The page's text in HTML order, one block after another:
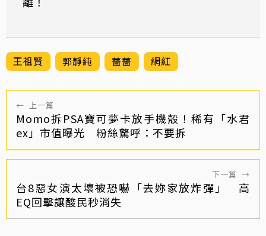
王祖賢 郭靜純 薔薔 網紅
← 上一篇
Momo拆PSA寶可夢卡放手機殼！稀有「水君
ex」市值曝光 粉絲驚呼：不要拆
下一篇 →
台8惡女演太壞被恐嚇「去妳家放炸彈」 高
EQ回擊讓酸民秒消失